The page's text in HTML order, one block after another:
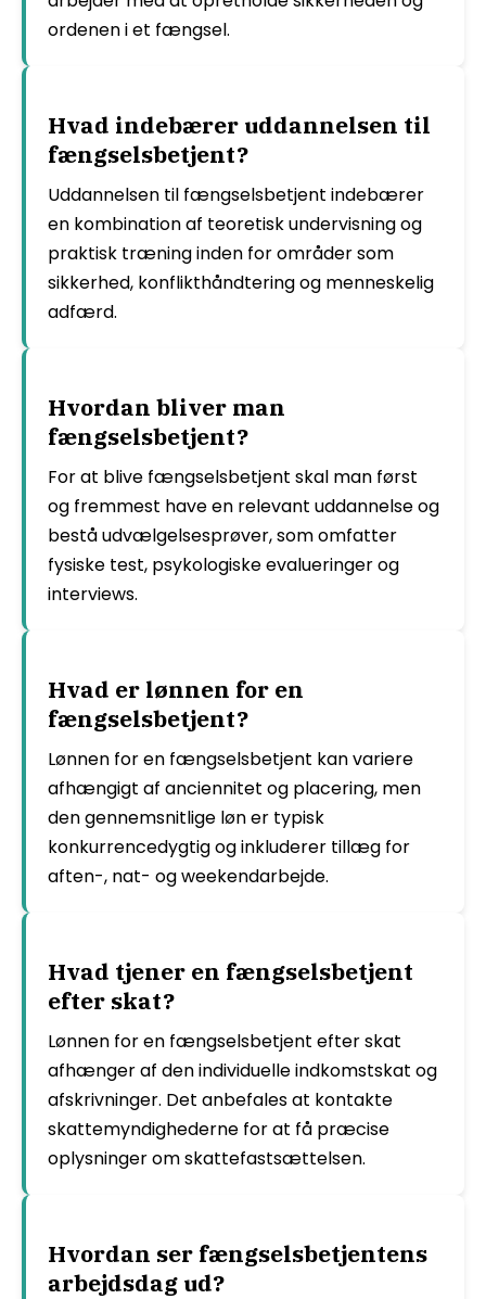
ordenen i et fængsel.
Hvad indebærer uddannelsen til
fængselsbetjent?
Uddannelsen til fængselsbetjent indebærer
en kombination af teoretisk undervisning og
praktisk træning inden for områder som
sikkerhed, konflikthåndtering og menneskelig
adfærd.
Hvordan bliver man
fængselsbetjent?
For at blive fængselsbetjent skal man først
og fremmest have en relevant uddannelse og
bestå udvælgelsesprøver, som omfatter
fysiske test, psykologiske evalueringer og
interviews.
Hvad er lønnen for en
fængselsbetjent?
Lønnen for en fængselsbetjent kan variere
afhængigt af anciennitet og placering, men
den gennemsnitlige løn er typisk
konkurrencedygtig og inkluderer tillæg for
aften-, nat- og weekendarbejde.
Hvad tjener en fængselsbetjent
efter skat?
Lønnen for en fængselsbetjent efter skat
afhænger af den individuelle indkomstskat og
afskrivninger. Det anbefales at kontakte
skattemyndighederne for at få præcise
oplysninger om skattefastsættelsen.
Hvordan ser fængselsbetjentens
arbejdsdag ud?